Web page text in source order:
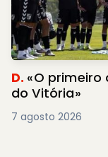
D. «O primeiro
do Vitória»
7 agosto 2026